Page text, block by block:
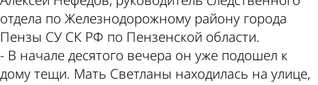
отдела по Железнодорожному району города
Пензы СУ СК РФ по Пензенской области.
- В начале десятого вечера он уже подошел к
дому тещи. Мать Светланы находилась на улице,